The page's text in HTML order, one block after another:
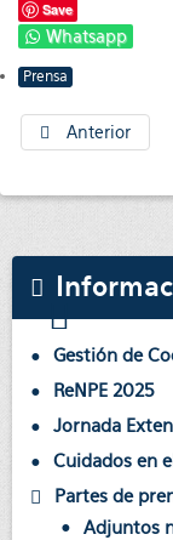
Save
Whatsapp
Prensa
Anterior
Gestión de
ReNPE 2025
Jornada
Cuidados en
Partes de
Adjuntos